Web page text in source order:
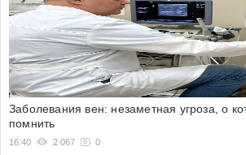
Заболевания вен: незаметная угроза, о
помнить
16:40 2 067 0